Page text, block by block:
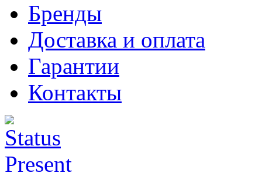
Бренды
Доставка и оплата
Гарантии
Контакты